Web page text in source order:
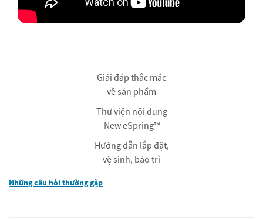
Giải đáp thắc mắc
về sản phẩm
Thư viện nội dung
New eSpring™
Hướng dẫn lắp đặt,
vệ sinh, bảo trì
Những câu hỏi thường gặp